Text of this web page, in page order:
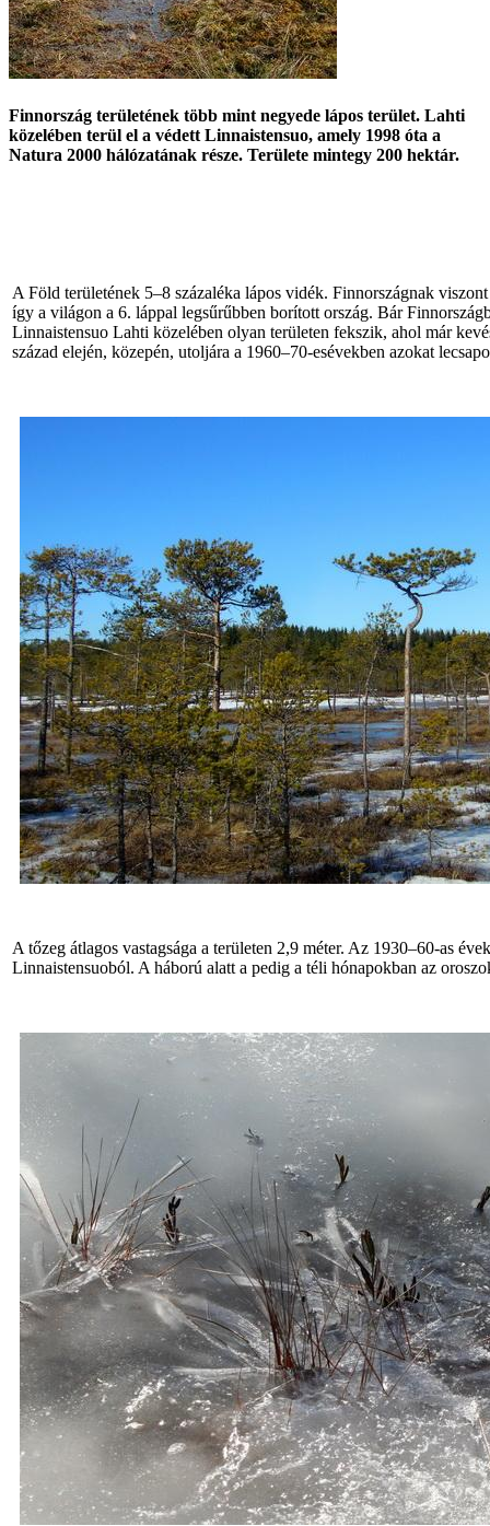
Finnország területének több mint negyede lápos terület. Lahti
közelében terül el a védett Linnaistensuo, amely 1998 óta a
Natura 2000 hálózatának része. Területe mintegy 200 hektár.
A Föld területének 5–8 százaléka lápos vidék. Finnországnak
így a világon a 6. láppal legsűrűbben borított ország. Bár
Linnaistensuo Lahti közelében olyan területen fekszik, ahol már
század elején, közepén, utoljára a 1960–70-esévekben azokat
A tőzeg átlagos vastagsága a területen 2,9 méter. Az 1930–60-as
Linnaistensuoból. A háború alatt a pedig a téli hónapokban az